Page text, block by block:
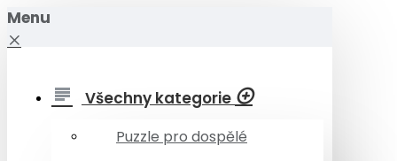
Menu
Všechny kategorie
Puzzle pro dospělé